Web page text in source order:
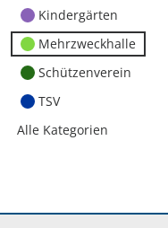
Kindergärten
Mehrzweckhalle
Schützenverein
TSV
Alle Kategorien